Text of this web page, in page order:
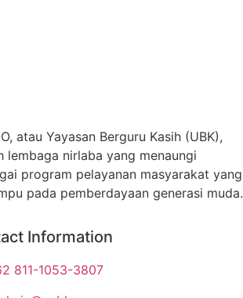
atau Yayasan Berguru Kasih (UBK),
lembaga nirlaba yang menaungi
program pelayanan masyarakat yang
pada pemberdayaan generasi muda.
Information
811-1053-3807